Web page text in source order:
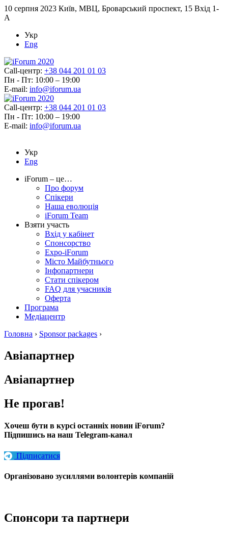
10 серпня 2023 Київ, МВЦ, Броварський проспект, 15 Вхід 1-
А
Укр
Eng
Call-центр: +38 044 201 01 03
Пн - Пт: 10:00 – 19:00
E-mail: info@iforum.ua
Call-центр: +38 044 201 01 03
Пн - Пт: 10:00 – 19:00
E-mail: info@iforum.ua
Укр
Eng
iForum – це…
Про форум
Спікери
Наша еволюція
iForum Team
Взяти участь
Вхід у кабінет
Спонсорство
Expo-iForum
Місто Майбутнього
Інфопартнери
Стати спікером
FAQ для учасників
Оферта
Програма
Медіацентр
Головна › Sponsor packages ›
Авіапартнер
Авіапартнер
Не прогав!
Хочеш бути в курсі останніх новин iForum?
Підпишись на наш Telegram-канал
Підписатися
Організовано зусиллями волонтерів компаній
Спонсори та партнери